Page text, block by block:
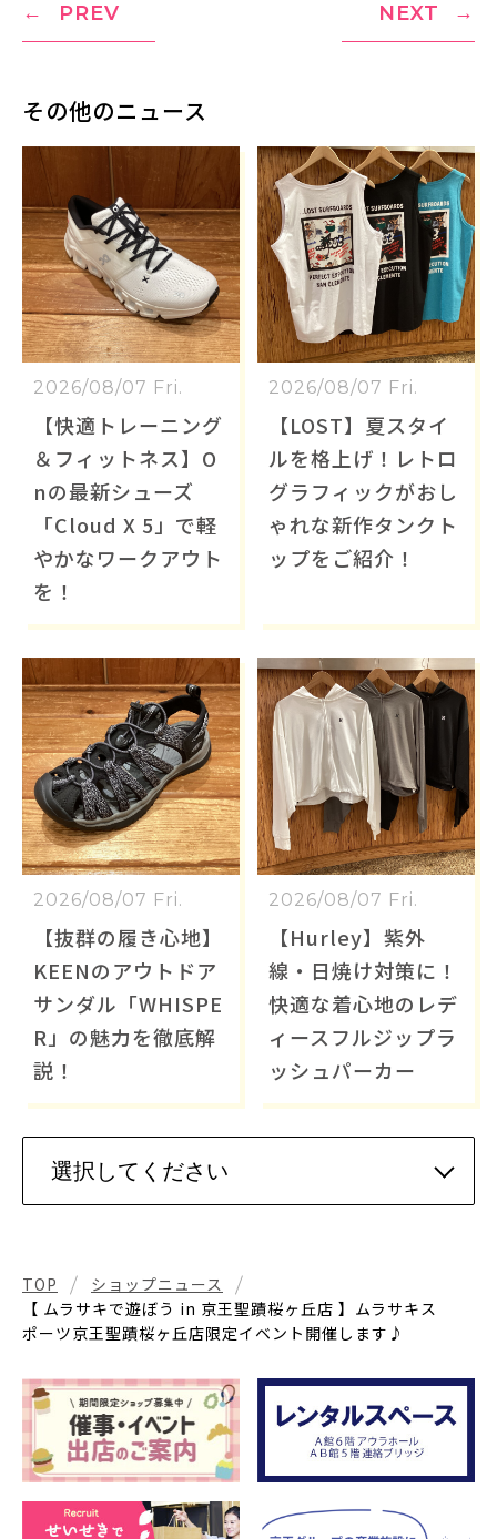
PREV NEXT
その他のニュース
2026/08/07 Fri.
【快適トレーニング
＆フィットネス】O
nの最新シューズ
「Cloud X 5」で軽
やかなワークアウト
を！
2026/08/07 Fri.
【LOST】夏スタイ
ルを格上げ！レトロ
グラフィックがおし
ゃれな新作タンクト
ップをご紹介！
2026/08/07 Fri.
【抜群の履き心地】
KEENのアウトドア
サンダル「WHISPE
R」の魅力を徹底解
説！
2026/08/07 Fri.
【Hurley】紫外
線・日焼け対策に！
快適な着心地のレデ
ィースフルジップラ
ッシュパーカー
TOP
ショップニュース
【 ムラサキで遊ぼう in 京王聖蹟桜ヶ丘店 】ムラサキス
ポーツ京王聖蹟桜ヶ丘店限定イベント開催します♪